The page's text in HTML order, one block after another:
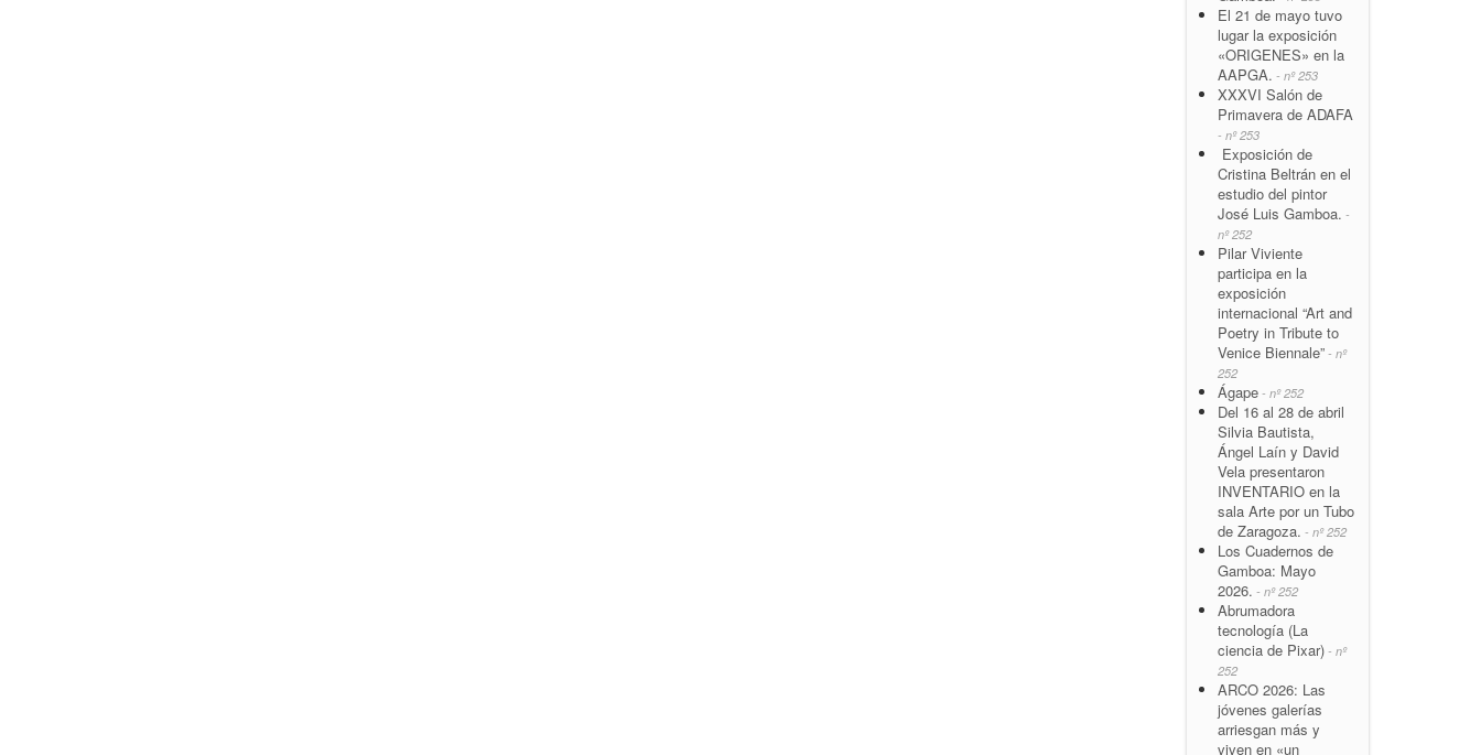
El 21 de mayo tuvo
lugar la exposición
«ORIGENES» en la
AAPGA. - nº 253
XXXVI Salón de
Primavera de ADAFA
- nº 253
Exposición de
Cristina Beltrán en el
estudio del pintor
José Luis Gamboa. -
nº 252
Pilar Viviente
participa en la
exposición
internacional “Art and
Poetry in Tribute to
Venice Biennale” - nº
252
Ágape - nº 252
Del 16 al 28 de abril
Silvia Bautista,
Ángel Laín y David
Vela presentaron
INVENTARIO en la
sala Arte por un Tubo
de Zaragoza. - nº 252
Los Cuadernos de
Gamboa: Mayo
2026. - nº 252
Abrumadora
tecnología (La
ciencia de Pixar) - nº
252
ARCO 2026: Las
jóvenes galerías
arriesgan más y
viven en «un